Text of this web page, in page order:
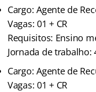
Cargo: Agente de
Vagas: 01 + CR
Requisitos: Ensino
Jornada de trabalho:
Cargo: Agente de
Vagas: 01 + CR